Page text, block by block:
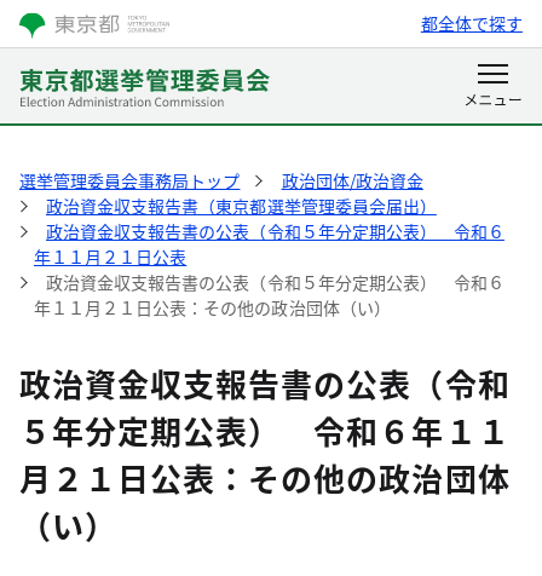
都全体で探す
選挙管理委員会事務局トップ
政治団体/政治資金
政治資金収支報告書（東京都選挙管理委員会届出）
政治資金収支報告書の公表（令和５年分定期公表） 令和６
年１１月２１日公表
政治資金収支報告書の公表（令和５年分定期公表） 令和６
年１１月２１日公表：その他の政治団体（い）
政治資金収支報告書の公表（令和
５年分定期公表） 令和６年１１
月２１日公表：その他の政治団体
（い）